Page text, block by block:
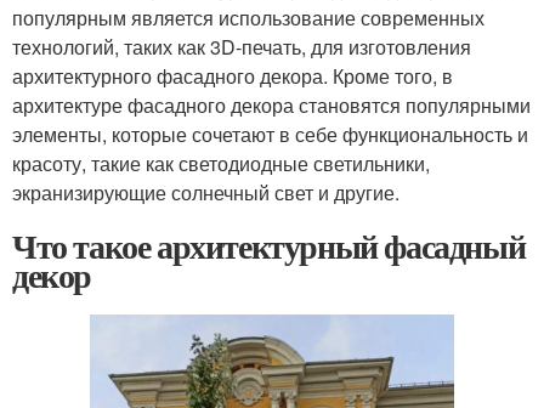
популярным является использование современных
технологий, таких как 3D-печать, для изготовления
архитектурного фасадного декора. Кроме того, в
архитектуре фасадного декора становятся популярными
элементы, которые сочетают в себе функциональность и
красоту, такие как светодиодные светильники,
экранизирующие солнечный свет и другие.
Что такое архитектурный фасадный
декор